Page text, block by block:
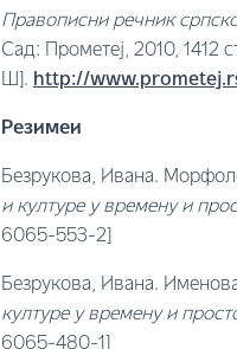
Правописни речник
Сад: Прометеј, 2010,
Ш]. http://
Резимеи
Безрукова, Ивана.
и културе у времену и
6065-553-2]
Безрукова, Ивана.
културе у времену и
6065-480-1]